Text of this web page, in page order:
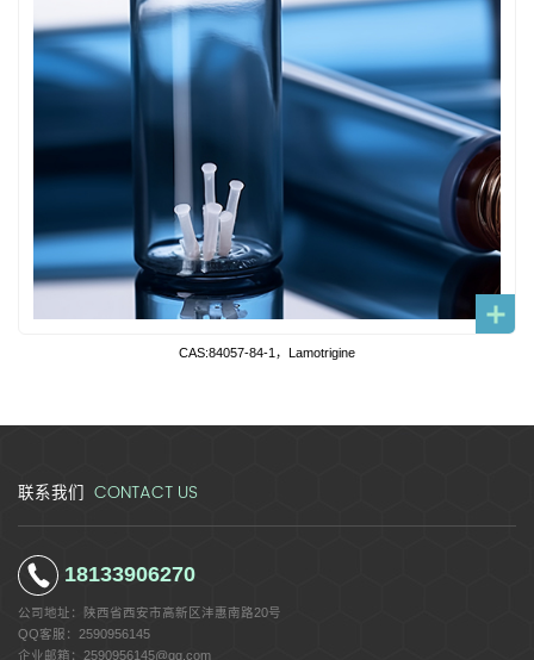
CAS:84057-84-1，Lamotrigine
联系我们 CONTACT US
18133906270
公司地址：
陕西省西安市高新区沣惠南路20号
QQ客服： 2590956145
企业邮箱： 2590956145@qq.com